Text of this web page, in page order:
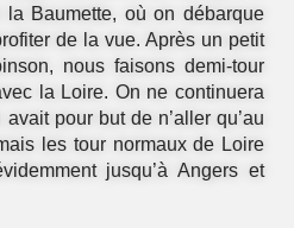
Baumette, où on débarque
de la vue. Après un petit
nous faisons demi-tour
la Loire. On ne continuera
pour but de n’aller qu’au
les tour normaux de Loire
jusqu’à Angers et